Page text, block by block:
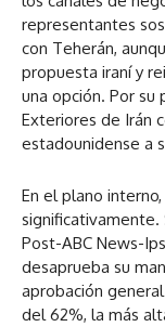
representantes
con Teherán,
propuesta iraní y
una opción. Por su
Exteriores de Irán
estadounidense a
En el plano
significativamente.
Post-ABC News-
desaprueba su
aprobación
del 62%, la más